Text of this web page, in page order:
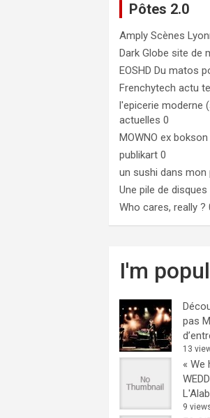
Pôtes 2.0
Amply Scènes
Dark Globe site de
EOSHD Du matos
Frenchytech actu
l'epicerie moderne
actuelles 0
MOWNO ex bokson
publikart 0
un sushi dans mon
Une pile de
Who cares, really ?
I'm
pas
13
« We
9